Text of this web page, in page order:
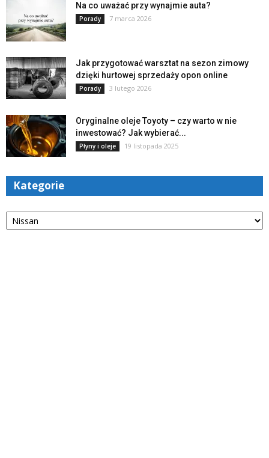
Na co uważać przy wynajmie auta?
Porady 7 marca 2026
Jak przygotować warsztat na sezon zimowy
dzięki hurtowej sprzedaży opon online
Porady 3 lutego 2026
Oryginalne oleje Toyoty – czy warto w nie
inwestować? Jak wybierać...
Płyny i oleje 19 listopada 2025
Kategorie
Kategorie